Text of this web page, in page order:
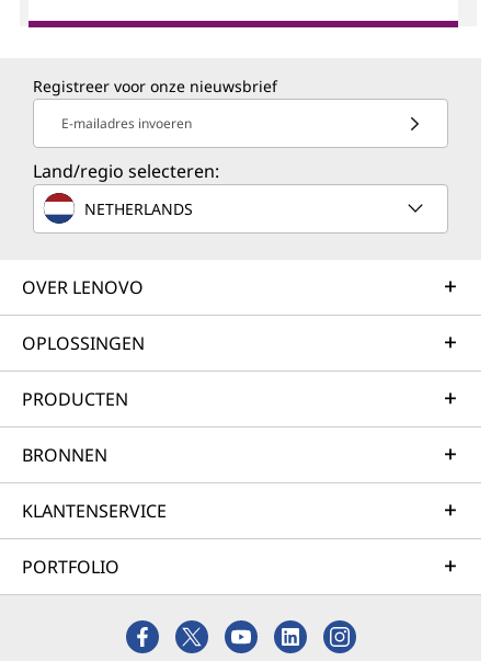
Registreer voor onze nieuwsbrief
E-mailadres invoeren
Land/regio selecteren:
NETHERLANDS
OVER LENOVO
OPLOSSINGEN
PRODUCTEN
BRONNEN
KLANTENSERVICE
PORTFOLIO